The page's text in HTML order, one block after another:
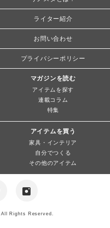
ライター紹介
お問い合わせ
プライバシーポリシー
マガジンを読む
アイテムを探す
連載コラム
特集
アイテムを買う
家具・インテリア
自分でつくる
その他のアイテム
Rights Reserved.